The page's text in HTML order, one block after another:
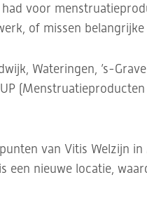
voor
of missen
Wateringen, ’s-
van Vitis Welzijn
een nieuwe locatie,